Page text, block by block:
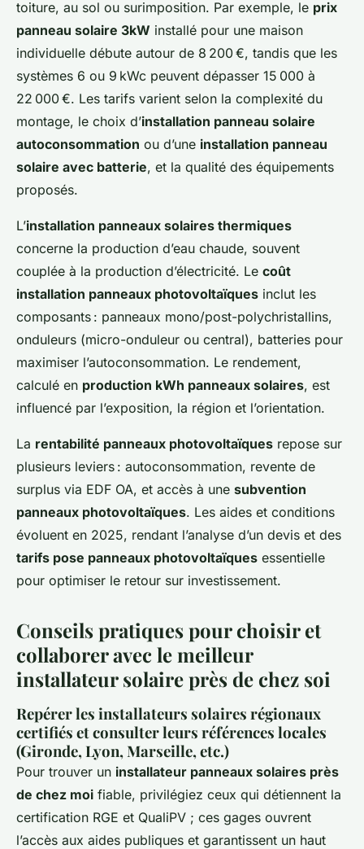
toiture, au sol ou surimposition. Par exemple, le prix
panneau solaire 3kW installé pour une maison
individuelle débute autour de 8 200 €, tandis que les
systèmes 6 ou 9 kWc peuvent dépasser 15 000 à
22 000 €. Les tarifs varient selon la complexité du
montage, le choix d’installation panneau solaire
autoconsommation ou d’une installation panneau
solaire avec batterie, et la qualité des équipements
proposés.
L’installation panneaux solaires thermiques
concerne la production d’eau chaude, souvent
couplée à la production d’électricité. Le coût
installation panneaux photovoltaïques inclut les
composants : panneaux mono/post-polychristallins,
onduleurs (micro-onduleur ou central), batteries pour
maximiser l’autoconsommation. Le rendement,
calculé en production kWh panneaux solaires, est
influencé par l’exposition, la région et l’orientation.
La rentabilité panneaux photovoltaïques repose sur
plusieurs leviers : autoconsommation, revente de
surplus via EDF OA, et accès à une subvention
panneaux photovoltaïques. Les aides et conditions
évoluent en 2025, rendant l’analyse d’un devis et des
tarifs pose panneaux photovoltaïques essentielle
pour optimiser le retour sur investissement.
Conseils pratiques pour choisir et
collaborer avec le meilleur
installateur solaire près de chez soi
Repérer les installateurs solaires régionaux
certifiés et consulter leurs références locales
(Gironde, Lyon, Marseille, etc.)
Pour trouver un installateur panneaux solaires près
de chez moi fiable, privilégiez ceux qui détiennent la
certification RGE et QualiPV ; ces gages ouvrent
l’accès aux aides publiques et garantissent un haut